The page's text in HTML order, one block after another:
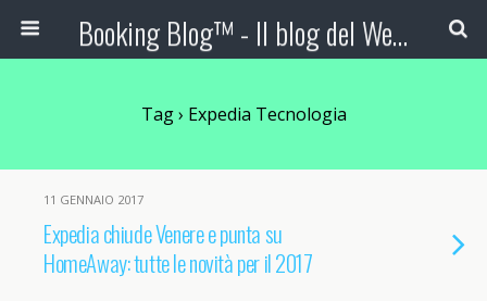
Booking Blog™ - Il blog del Web Marketing Turistico
Tag › Expedia Tecnologia
11 GENNAIO 2017
Expedia chiude Venere e punta su
HomeAway: tutte le novità per il 2017